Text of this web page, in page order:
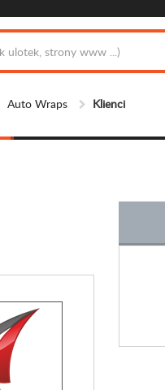
Auto Wraps Klienci